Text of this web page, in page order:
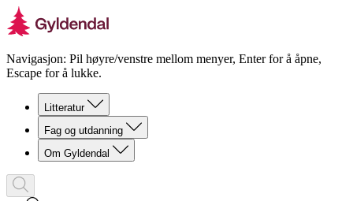
Navigasjon: Pil høyre/venstre mellom menyer, Enter for å åpne,
Escape for å lukke.
Litteratur
Fag og utdanning
Om Gyldendal